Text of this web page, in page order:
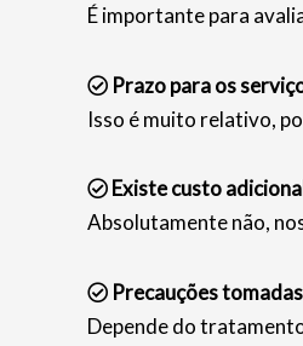
É importante para
Prazo para os
Isso é muito relativo,
Existe custo
Absolutamente não,
Precauções
Depende do